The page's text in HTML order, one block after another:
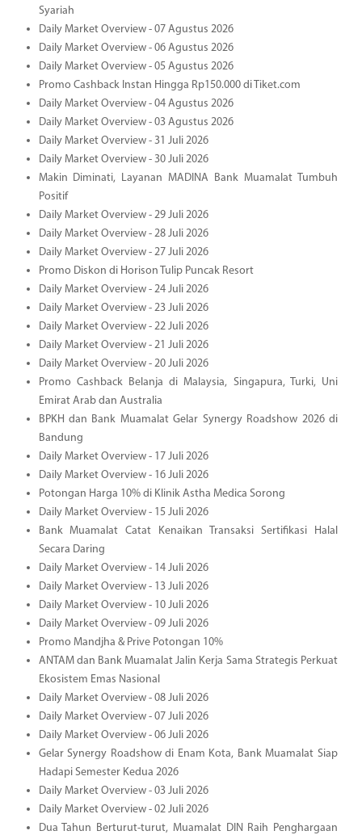
Syariah
Daily Market Overview - 07 Agustus 2026
Daily Market Overview - 06 Agustus 2026
Daily Market Overview - 05 Agustus 2026
Promo Cashback Instan Hingga Rp150.000 di Tiket.com
Daily Market Overview - 04 Agustus 2026
Daily Market Overview - 03 Agustus 2026
Daily Market Overview - 31 Juli 2026
Daily Market Overview - 30 Juli 2026
Makin Diminati, Layanan MADINA Bank Muamalat Tumbuh
Positif
Daily Market Overview - 29 Juli 2026
Daily Market Overview - 28 Juli 2026
Daily Market Overview - 27 Juli 2026
Promo Diskon di Horison Tulip Puncak Resort
Daily Market Overview - 24 Juli 2026
Daily Market Overview - 23 Juli 2026
Daily Market Overview - 22 Juli 2026
Daily Market Overview - 21 Juli 2026
Daily Market Overview - 20 Juli 2026
Promo Cashback Belanja di Malaysia, Singapura, Turki, Uni
Emirat Arab dan Australia
BPKH dan Bank Muamalat Gelar Synergy Roadshow 2026 di
Bandung
Daily Market Overview - 17 Juli 2026
Daily Market Overview - 16 Juli 2026
Potongan Harga 10% di Klinik Astha Medica Sorong
Daily Market Overview - 15 Juli 2026
Bank Muamalat Catat Kenaikan Transaksi Sertifikasi Halal
Secara Daring
Daily Market Overview - 14 Juli 2026
Daily Market Overview - 13 Juli 2026
Daily Market Overview - 10 Juli 2026
Daily Market Overview - 09 Juli 2026
Promo Mandjha & Prive Potongan 10%
ANTAM dan Bank Muamalat Jalin Kerja Sama Strategis Perkuat
Ekosistem Emas Nasional
Daily Market Overview - 08 Juli 2026
Daily Market Overview - 07 Juli 2026
Daily Market Overview - 06 Juli 2026
Gelar Synergy Roadshow di Enam Kota, Bank Muamalat Siap
Hadapi Semester Kedua 2026
Daily Market Overview - 03 Juli 2026
Daily Market Overview - 02 Juli 2026
Dua Tahun Berturut-turut, Muamalat DIN Raih Penghargaan